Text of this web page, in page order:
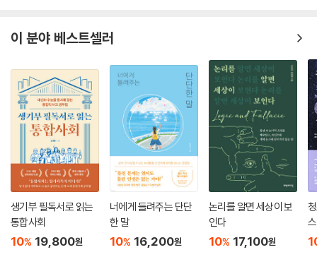
이 분야 베스트셀러
생기부 필독서로 읽는
통합사회
10% 19,800원
너에게 들려주는 단단
한 말
10% 16,200원
논리를 알면 세상이 보
인다
10% 17,100원
스